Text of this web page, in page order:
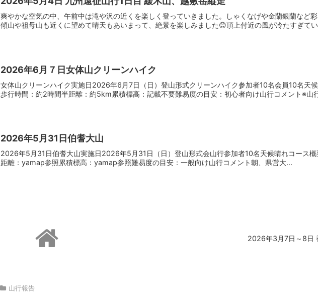
爽やかな空気の中、午前中は滝や沢の近くを楽しく登っていきました。しゃくなげや金蘭銀蘭など
傾山や祖母山も近くに望めて晴天もあいまって、絶景を楽しみました😊頂上付近の風が冷たすぎて
2026年6月７日女体山クリーンハイク
女体山クリーンハイク実施日2026年6月7日（日）登山形式クリーンハイク参加者10名会員10名天
歩行時間：約2時間半距離：約5km累積標高：記載不要難易度の目安：初心者向け山行コメント※山
2026年5月31日伯耆大山
2026年5月31日伯耆大山実施日2026年5月31日（日）登山形式会山行参加者10名天候晴れコース
距離：yamap参照累積標高：yamap参照難易度の目安：一般向け山行コメント朝、県営大...
2026年3月7日～8日
山行報告